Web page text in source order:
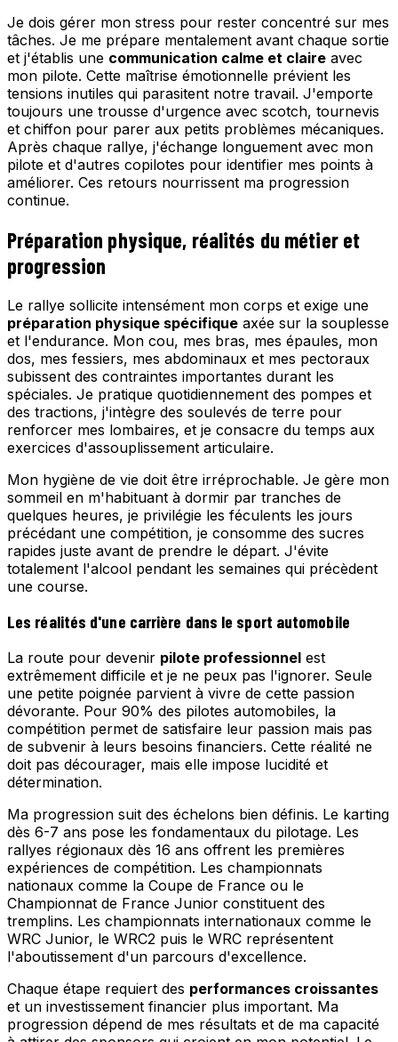
Je dois gérer mon stress pour rester concentré sur mes
tâches. Je me prépare mentalement avant chaque sortie
et j'établis une communication calme et claire avec
mon pilote. Cette maîtrise émotionnelle prévient les
tensions inutiles qui parasitent notre travail. J'emporte
toujours une trousse d'urgence avec scotch, tournevis
et chiffon pour parer aux petits problèmes mécaniques.
Après chaque rallye, j'échange longuement avec mon
pilote et d'autres copilotes pour identifier mes points à
améliorer. Ces retours nourrissent ma progression
continue.
Préparation physique, réalités du métier et
progression
Le rallye sollicite intensément mon corps et exige une
préparation physique spécifique axée sur la souplesse
et l'endurance. Mon cou, mes bras, mes épaules, mon
dos, mes fessiers, mes abdominaux et mes pectoraux
subissent des contraintes importantes durant les
spéciales. Je pratique quotidiennement des pompes et
des tractions, j'intègre des soulevés de terre pour
renforcer mes lombaires, et je consacre du temps aux
exercices d'assouplissement articulaire.
Mon hygiène de vie doit être irréprochable. Je gère mon
sommeil en m'habituant à dormir par tranches de
quelques heures, je privilégie les féculents les jours
précédant une compétition, je consomme des sucres
rapides juste avant de prendre le départ. J'évite
totalement l'alcool pendant les semaines qui précèdent
une course.
Les réalités d'une carrière dans le sport automobile
La route pour devenir pilote professionnel est
extrêmement difficile et je ne peux pas l'ignorer. Seule
une petite poignée parvient à vivre de cette passion
dévorante. Pour 90% des pilotes automobiles, la
compétition permet de satisfaire leur passion mais pas
de subvenir à leurs besoins financiers. Cette réalité ne
doit pas décourager, mais elle impose lucidité et
détermination.
Ma progression suit des échelons bien définis. Le karting
dès 6-7 ans pose les fondamentaux du pilotage. Les
rallyes régionaux dès 16 ans offrent les premières
expériences de compétition. Les championnats
nationaux comme la Coupe de France ou le
Championnat de France Junior constituent des
tremplins. Les championnats internationaux comme le
WRC Junior, le WRC2 puis le WRC représentent
l'aboutissement d'un parcours d'excellence.
Chaque étape requiert des performances croissantes
et un investissement financier plus important. Ma
progression dépend de mes résultats et de ma capacité